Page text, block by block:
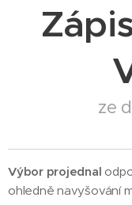
ze
Výbor projednal
ohledně navyšování